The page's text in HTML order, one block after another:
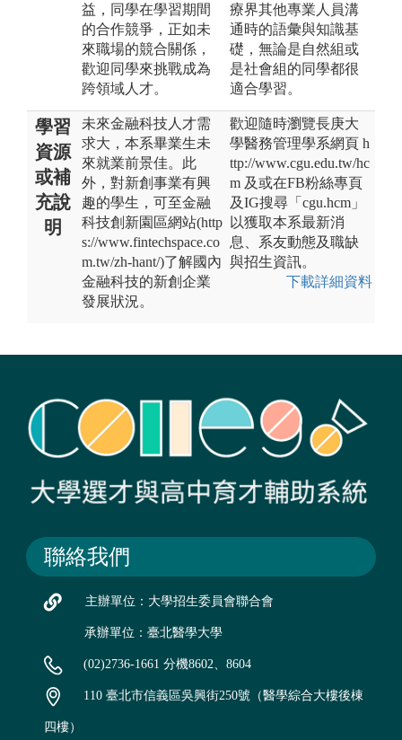
益，同學在學習期間
的合作競爭，正如未
來職場的競合關係，
歡迎同學來挑戰成為
跨領域人才。
療界其他專業人員溝
通時的語彙與知識基
礎，無論是自然組或
是社會組的同學都很
適合學習。
學習
資源
或補
充說
明
未來金融科技人才需
求大，本系畢業生未
來就業前景佳。此
外，對新創事業有興
趣的學生，可至金融
科技創新園區網站(http
s://www.fintechspace.co
m.tw/zh-hant/)了解國內
金融科技的新創企業
發展狀況。
歡迎隨時瀏覽長庚大
學醫務管理學系網頁 h
ttp://www.cgu.edu.tw/hc
m 及或在FB粉絲專頁
及IG搜尋「cgu.hcm」
以獲取本系最新消
息、系友動態及職缺
與招生資訊。
下載詳細資料
聯絡我們
主辦單位：大學招生委員會聯合會
承辦單位：臺北醫學大學
(02)2736-1661 分機8602、8604
110 臺北市信義區吳興街250號（醫學綜合大樓後棟
四樓）